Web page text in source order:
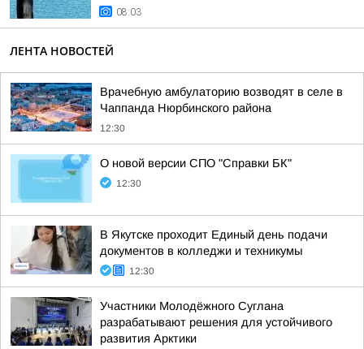
08:03
ЛЕНТА НОВОСТЕЙ
Врачебную амбулаторию возводят в селе в
Чаппанда Нюрбинского района
12:30
О новой версии СПО "Справки БК"
12:30
В Якутске проходит Единый день подачи
документов в колледжи и техникумы
12:30
Участники Молодёжного Суглана
разрабатывают решения для устойчивого
развития Арктики